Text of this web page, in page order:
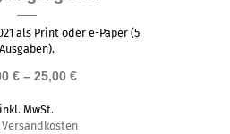
als Print oder e-Paper (5
Ausgaben).
€– 25,00 €
inkl. MwSt.
Versandkosten